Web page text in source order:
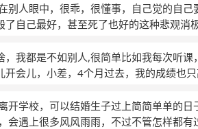
人眼中，很乖，很懂事，自己觉的自己
自己最好，甚至死了也好的这种悲观消
觉的自己就活的成了自己曾经最讨厌的自
我都是不如别人,很简单比如我每次听课
会儿，小差，4个月过去，我的成绩也只
感的状态，很怕一个人面对残酷的世界
就在家，不愿意出门，有些人只是丧丧的
开学校，可以结婚生子过上简简单单的日
会遇上很多风风雨雨，不过不管怎样都有